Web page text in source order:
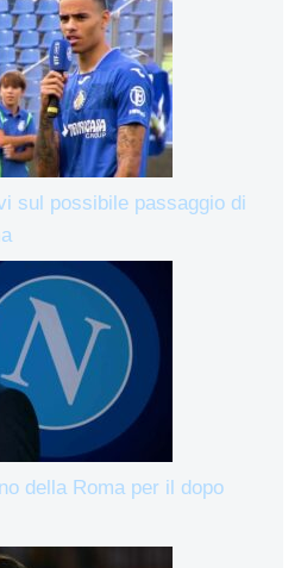
sul possibile passaggio di
della Roma per il dopo